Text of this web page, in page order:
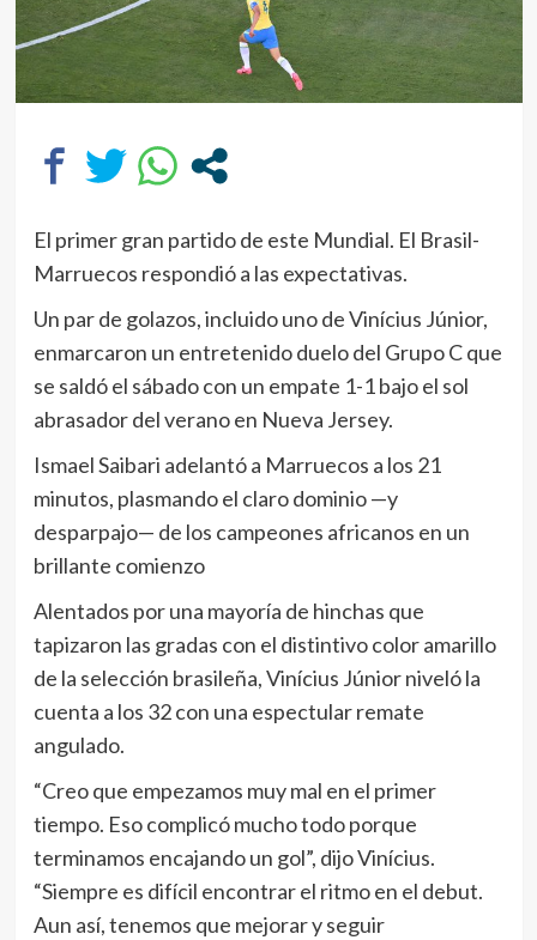
El primer gran partido de este Mundial. El Brasil-
Marruecos respondió a las expectativas.
Un par de golazos, incluido uno de Vinícius Júnior,
enmarcaron un entretenido duelo del Grupo C que
se saldó el sábado con un empate 1-1 bajo el sol
abrasador del verano en Nueva Jersey.
Ismael Saibari adelantó a Marruecos a los 21
minutos, plasmando el claro dominio —y
desparpajo— de los campeones africanos en un
brillante comienzo
Alentados por una mayoría de hinchas que
tapizaron las gradas con el distintivo color amarillo
de la selección brasileña, Vinícius Júnior niveló la
cuenta a los 32 con una espectular remate
angulado.
“Creo que empezamos muy mal en el primer
tiempo. Eso complicó mucho todo porque
terminamos encajando un gol”, dijo Vinícius.
“Siempre es difícil encontrar el ritmo en el debut.
Aun así, tenemos que mejorar y seguir